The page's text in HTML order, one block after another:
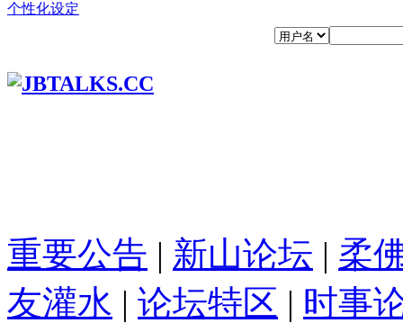
个性化设定
重要公告 | 新山论坛 | 柔
友灌水 | 论坛特区 | 时事